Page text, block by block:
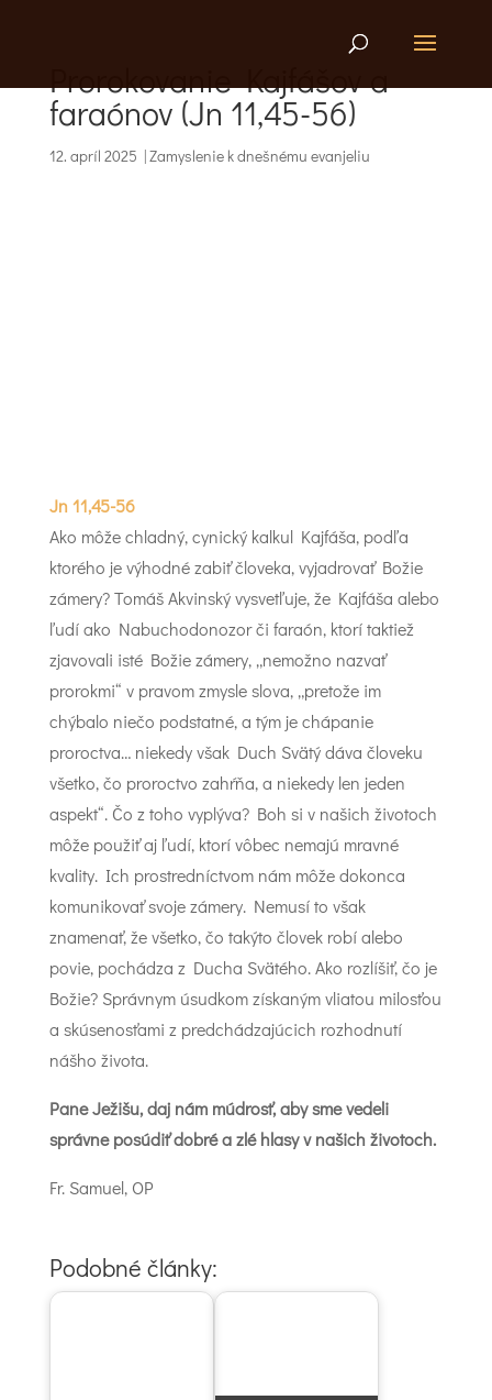
Prorokovanie Kajfášov a
faraónov (Jn 11,45-56)
12. apríl 2025 |Zamyslenie k dnešnému evanjeliu
Jn 11,45-56
Ako môže chladný, cynický kalkul Kajfáša, podľa
ktorého je výhodné zabiť človeka, vyjadrovať Božie
zámery? Tomáš Akvinský vysvetľuje, že Kajfáša alebo
ľudí ako Nabuchodonozor či faraón, ktorí taktiež
zjavovali isté Božie zámery, „nemožno nazvať
prorokmi“ v pravom zmysle slova, „pretože im
chýbalo niečo podstatné, a tým je chápanie
proroctva… niekedy však Duch Svätý dáva človeku
všetko, čo proroctvo zahŕňa, a niekedy len jeden
aspekt“. Čo z toho vyplýva? Boh si v našich životoch
môže použiť aj ľudí, ktorí vôbec nemajú mravné
kvality. Ich prostredníctvom nám môže dokonca
komunikovať svoje zámery. Nemusí to však
znamenať, že všetko, čo takýto človek robí alebo
povie, pochádza z Ducha Svätého. Ako rozlíšiť, čo je
Božie? Správnym úsudkom získaným vliatou milosťou
a skúsenosťami z predchádzajúcich rozhodnutí
nášho života.
Pane Ježišu, daj nám múdrosť, aby sme vedeli
správne posúdiť dobré a zlé hlasy v našich životoch.
Fr. Samuel, OP
Podobné články: